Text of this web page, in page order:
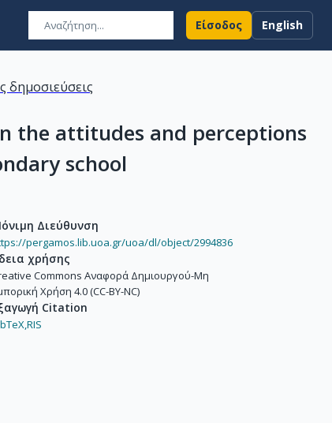
Είσοδος English
δημοσιεύσεις
the attitudes and perceptions
school
Διεύθυνση
pergamos.lib.uoa.gr/uoa/dl/object/2994836
χρήσης
Commons Αναφορά Δημιουργού-Μη
Χρήση 4.0 (CC-BY-NC)
Citation
RIS